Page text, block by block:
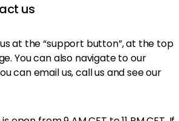
us
at the “support button”, at the top
You can also navigate to our
can email us, call us and see our